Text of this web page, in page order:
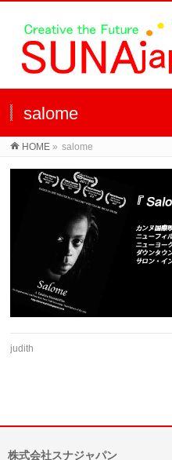
salome
HOME » salome
judith
株式会社スナジャパン